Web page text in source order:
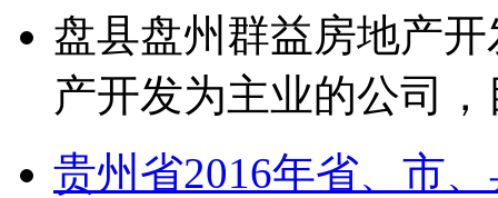
盘县盘州群益房地产
产开发为主业的公司
贵州省2016年省、市